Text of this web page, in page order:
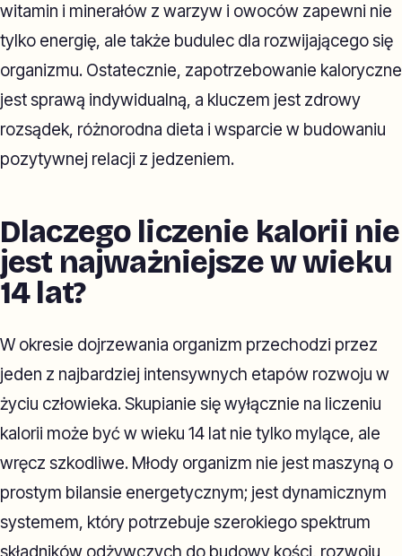
witamin i minerałów z warzyw i owoców zapewni nie
tylko energię, ale także budulec dla rozwijającego się
organizmu. Ostatecznie, zapotrzebowanie kaloryczne
jest sprawą indywidualną, a kluczem jest zdrowy
rozsądek, różnorodna dieta i wsparcie w budowaniu
pozytywnej relacji z jedzeniem.
Dlaczego liczenie kalorii nie
jest najważniejsze w wieku
14 lat?
W okresie dojrzewania organizm przechodzi przez
jeden z najbardziej intensywnych etapów rozwoju w
życiu człowieka. Skupianie się wyłącznie na liczeniu
kalorii może być w wieku 14 lat nie tylko mylące, ale
wręcz szkodliwe. Młody organizm nie jest maszyną o
prostym bilansie energetycznym; jest dynamicznym
systemem, który potrzebuje szerokiego spektrum